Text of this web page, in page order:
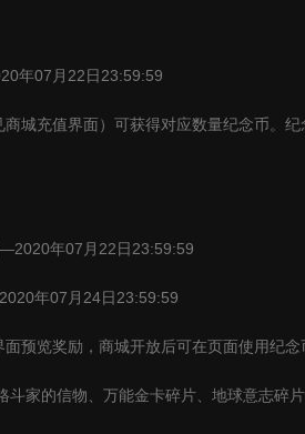
年07 月 22日 23:59:59
城充值界面）可获得对应数量纪念币。
—2020年07 月 22日 23:59:59
2020年07 月 24日 23:59:59
预览奖励，商城开放后可在页面使用纪念
斗家的信物、万能金卡碎片、地球意志碎